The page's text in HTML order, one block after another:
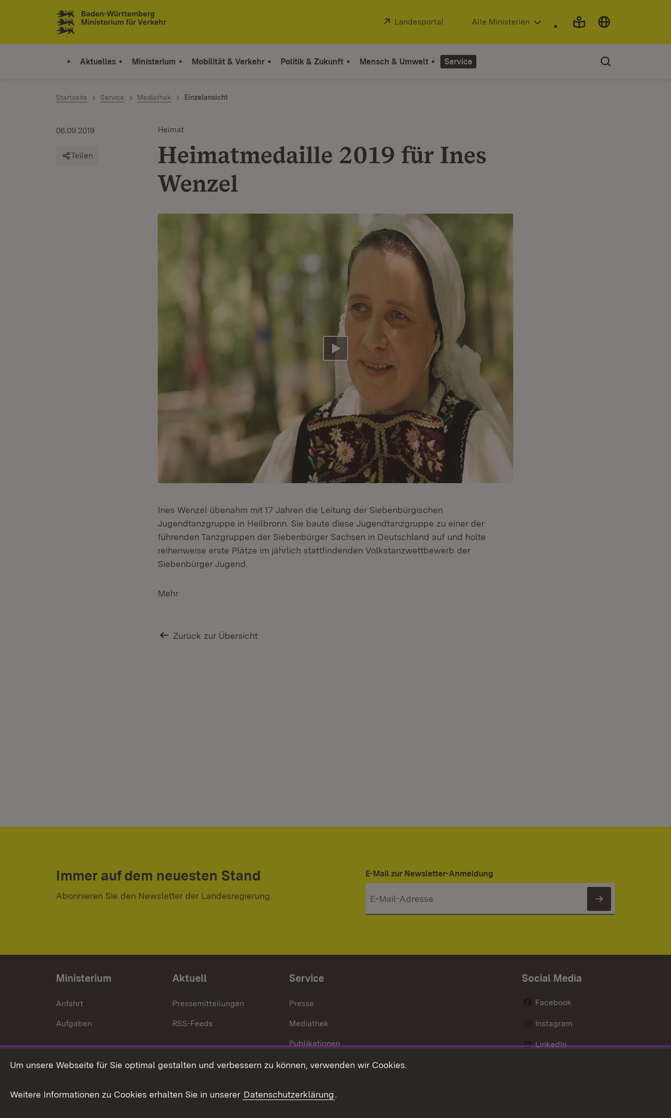
Zum Inhalt springen
Link zur Startseite
Extern:
Landesportal (Öffnet in neuem Fenster)
Alle Ministerien
Aktuelles Ministerium Mobilität & Verkehr Politik & Zukunft Mensch & Umwelt Service
Startseite Service Mediathek Einzelansicht
Heimat
Heimatmedaille 2019 für Ines
Wenzel
06.09.2019
Teilen
Video abspielen
Ines Wenzel übenahm mit 17 Jahren die Leitung der Siebenbürgischen
Jugendtanzgruppe in Heilbronn. Sie baute diese Jugendtanzgruppe zu einer der
führenden Tanzgruppen der Siebenbürger Sachsen in Deutschland auf und holte
reihenweise erste Plätze im jährlich stattfindenden Volkstanzwettbewerb der
Siebenbürger Jugend.
Mehr
Zurück zur Übersicht
Immer auf dem neuesten Stand
Abonnieren Sie den Newsletter der Landesregierung.
E-Mail zur Newsletter-Anmeldung
Newsletter
Ministerium
Anfahrt
Aufgaben
Aktuell
Pressemitteilungen
RSS-Feeds
Service
Presse
Mediathek
Publikationen
Stellen und Ausbildung
Verkehrsinformationen
Social Media
Facebook
Instagram
LinkedIn
Um unsere Webseite für Sie optimal gestalten und verbessern zu können, verwenden wir Cookies.
Weitere Informationen zu Cookies erhalten Sie in unserer Datenschutzerklärung.